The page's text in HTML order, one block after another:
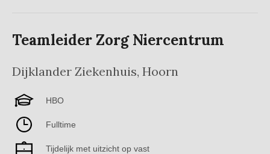
Teamleider Zorg Niercentrum
Dijklander Ziekenhuis, Hoorn
HBO
Fulltime
Tijdelijk met uitzicht op vast